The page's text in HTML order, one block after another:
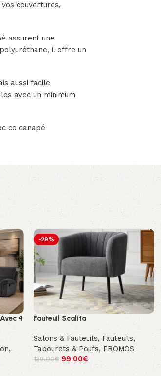
couvertures,
assurent une
il offre un
aussi facile
avec un minimum
ce canapé
4
,
-29%
Fauteuil Scalita
Salons & Fauteuils, Fauteuils,
Tabourets & Poufs, PROMOS
139.00€ 99.00€